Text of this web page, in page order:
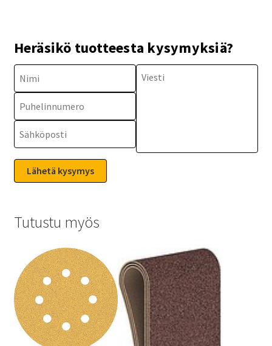
Heräsikö tuotteesta kysymyksiä?
Tutustu myös